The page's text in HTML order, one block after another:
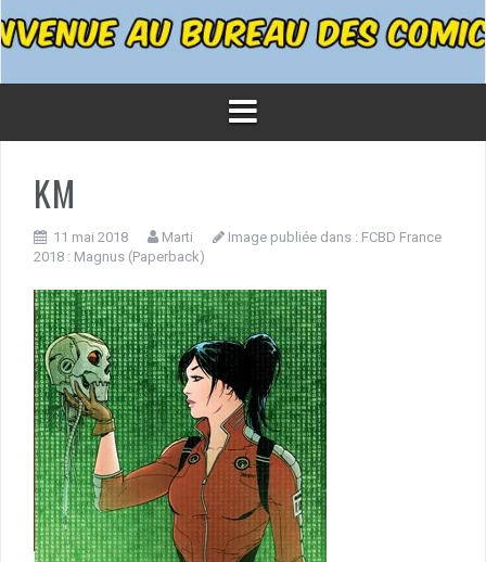
KM
11 mai 2018 Marti Image publiée dans : FCBD France
2018 : Magnus (Paperback)